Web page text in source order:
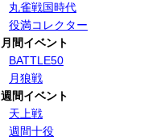
丸雀戦国時代
役満コレクター
月間イベント
BATTLE50
月狼戦
週間イベント
天上戦
週間十役